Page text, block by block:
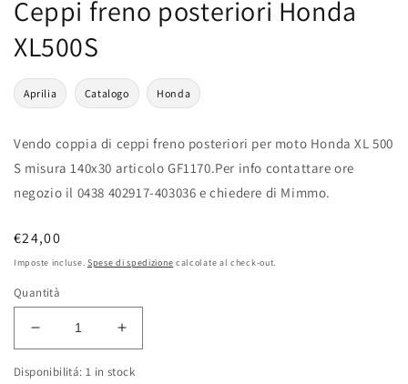
Ceppi freno posteriori Honda
XL500S
Aprilia Catalogo Honda
Vendo coppia di ceppi freno posteriori per moto Honda XL 500
S misura 140x30 articolo GF1170.Per info contattare ore
negozio il 0438 402917-403036 e chiedere di Mimmo.
Prezzo
di
€24,00
Imposte incluse. Spese di spedizione calcolate al check-out.
Quantità
Diminuisci
quantità
per
Aumenta
quantità
per
Disponibilitá: 1 in stock